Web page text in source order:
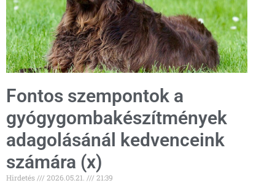
Fontos szempontok a
gyógygombakészítmények
adagolásánál kedvenceink
számára (x)
Hirdetés 2026.05.21. 21:39